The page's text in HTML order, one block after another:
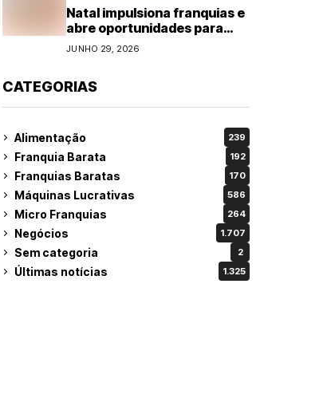
Natal impulsiona franquias e
abre oportunidades para
diversos segmentos do
JUNHO 29, 2026
CATEGORIAS
Alimentação 239
Franquia Barata 192
Franquias Baratas 170
Máquinas Lucrativas 586
Micro Franquias 264
Negócios 1.707
Sem categoria 2
Últimas notícias 1.325